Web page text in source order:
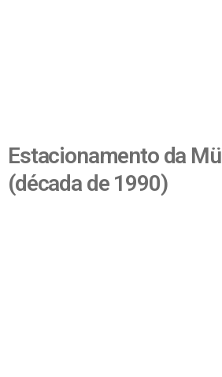
Estacionamento da
(década de 1990)